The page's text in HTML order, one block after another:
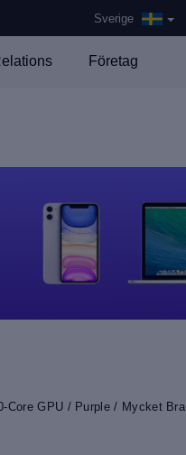
Sverige
Företag
Core GPU / Purple / Mycket Bra